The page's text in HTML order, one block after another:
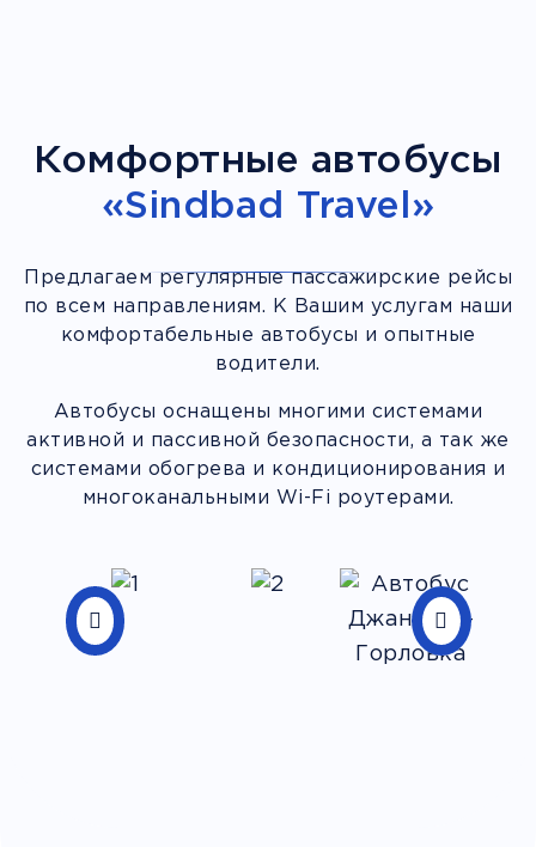
Комфортные автобусы
«Sindbad Travel»
Предлагаем регулярные пассажирские рейсы
по всем направлениям. К Вашим услугам наши
комфортабельные автобусы и опытные
водители.
Автобусы оснащены многими системами
активной и пассивной безопасности, а так же
системами обогрева и кондиционирования и
многоканальными Wi-Fi роутерами.